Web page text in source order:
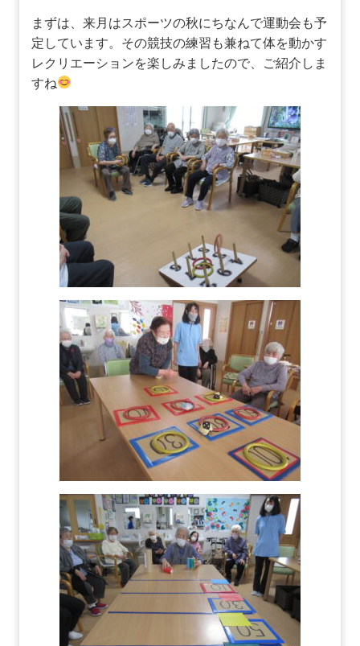
まずは、来月はスポーツの秋にちなんで運動会も予
定しています。その競技の練習も兼ねて体を動かす
レクリエーションを楽しみましたので、ご紹介しま
すね